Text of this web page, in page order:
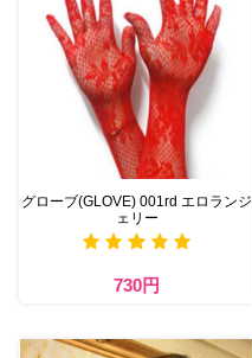
グローブ(GLOVE) 001rd エロランジ
ェリー
730円